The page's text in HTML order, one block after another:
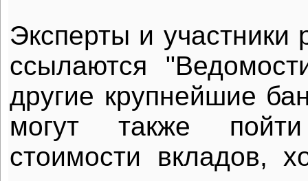
Эксперты и участники
ссылаются
другие крупнейшие
могут также
стоимости вкладов,